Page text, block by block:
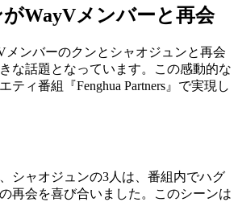
WayVメンバーと再会
メンバーのクンとシャオジュンと再会
な話題となっています。この感動的な
ティ番組『Fenghua Partners』で実現し
シャオジュンの3人は、番組内でハグ
再会を喜び合いました。このシーンは